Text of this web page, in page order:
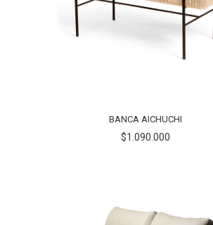
BANCA AICHUCHI
$1.090.000